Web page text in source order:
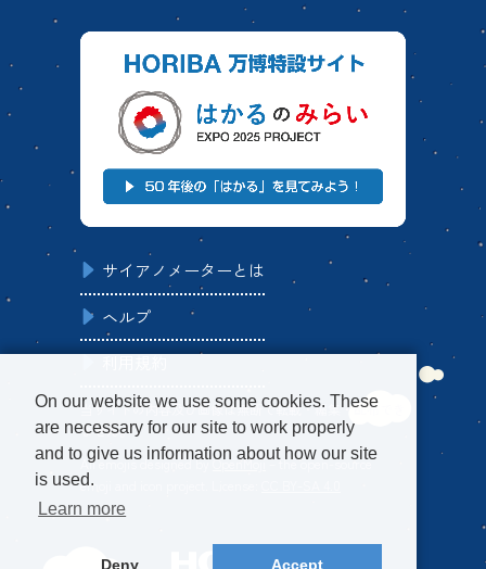
サイアノメーターとは
ヘルプ
当サイトの内容及び画像は無断で転載・編集・配布でき
ません。
All emojis designed byOpenMoji– the open-source
emoji and icon project. License:
On our website we use some cookies. These
are necessary for our site to work properly
and to give us information about how our site
is used.
Learn more
Deny Accept